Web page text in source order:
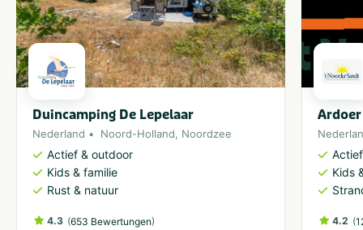
Duincamping De Lepelaar
Nederland Noord-Holland, Noordzee
Actief & outdoor
Kids & familie
Rust & natuur
4.3 (653 Bewertungen)
Kids
4.2 (